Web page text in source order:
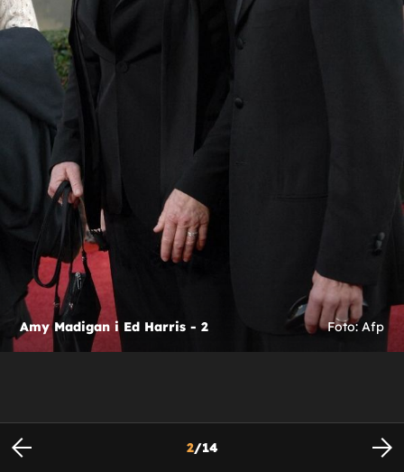
Amy Madigan i Ed Harris - 2 Foto: Afp
2/14